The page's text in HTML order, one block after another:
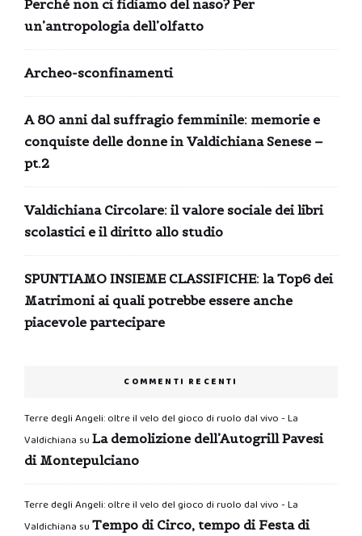
Perché non ci fidiamo del naso? Per
un’antropologia dell’olfatto
Archeo-sconfinamenti
A 80 anni dal suffragio femminile: memorie e
conquiste delle donne in Valdichiana Senese –
pt.2
Valdichiana Circolare: il valore sociale dei libri
scolastici e il diritto allo studio
SPUNTIAMO INSIEME CLASSIFICHE: la Top6 dei
Matrimoni ai quali potrebbe essere anche
piacevole partecipare
COMMENTI RECENTI
Terre degli Angeli: oltre il velo del gioco di ruolo dal vivo - La
Valdichiana su La demolizione dell’Autogrill Pavesi
di Montepulciano
Terre degli Angeli: oltre il velo del gioco di ruolo dal vivo - La
Valdichiana su Tempo di Circo, tempo di Festa di